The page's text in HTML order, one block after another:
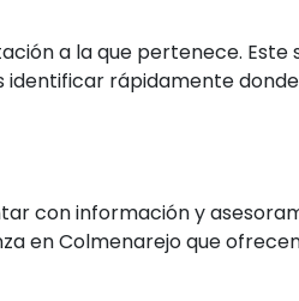
a la que pertenece. Este
identificar rápidamente
con información y
en Colmenarejo que